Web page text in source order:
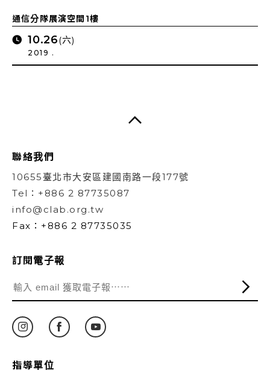
通信分隊展演空間1樓
10.26(六)
2019 .
聯絡我們
10655臺北市大安區建國南路一段177號
Tel：+886 2 87735087
info@clab.org.tw
Fax：+886 2 87735035
訂閱電子報
指導單位